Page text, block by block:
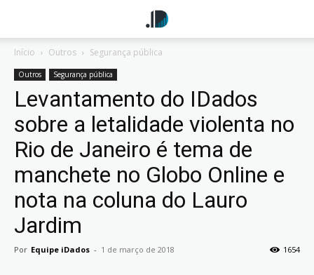
Início Outros Segurança pública
Outros Segurança pública
Levantamento do IDados
sobre a letalidade violenta no
Rio de Janeiro é tema de
manchete no Globo Online e
nota na coluna do Lauro
Jardim
Por Equipe iDados - 1 de março de 2018 1654